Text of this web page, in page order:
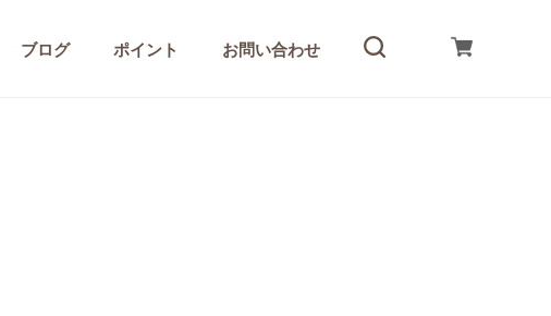
ブログ ポイント お問い合わせ